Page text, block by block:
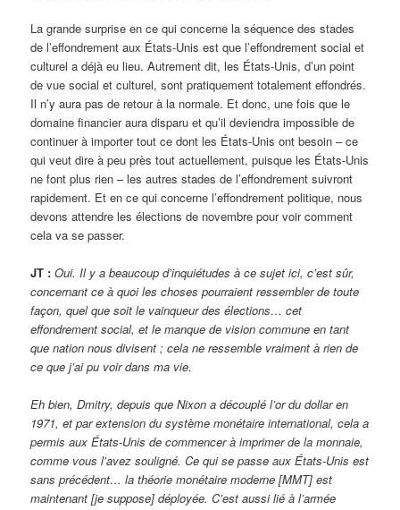
La grande surprise en ce qui concerne la séquence des stades
de l’effondrement aux États-Unis est que l’effondrement social et
culturel a déjà eu lieu. Autrement dit, les États-Unis, d’un point
de vue social et culturel, sont pratiquement totalement effondrés.
Il n’y aura pas de retour à la normale. Et donc, une fois que le
domaine financier aura disparu et qu’il deviendra impossible de
continuer à importer tout ce dont les États-Unis ont besoin – ce
qui veut dire à peu près tout actuellement, puisque les États-Unis
ne font plus rien – les autres stades de l’effondrement suivront
rapidement. Et en ce qui concerne l’effondrement politique, nous
devons attendre les élections de novembre pour voir comment
cela va se passer.
JT : Oui. Il y a beaucoup d’inquiétudes à ce sujet ici, c’est sûr,
concernant ce à quoi les choses pourraient ressembler de toute
façon, quel que soit le vainqueur des élections… cet
effondrement social, et le manque de vision commune en tant
que nation nous divisent ; cela ne ressemble vraiment à rien de
ce que j’ai pu voir dans ma vie.
Eh bien, Dmitry, depuis que Nixon a découplé l’or du dollar en
1971, et par extension du système monétaire international, cela a
permis aux États-Unis de commencer à imprimer de la monnaie,
comme vous l’avez souligné. Ce qui se passe aux États-Unis est
sans précédent… la théorie monétaire moderne [MMT] est
maintenant [je suppose] déployée. C’est aussi lié à l’armée